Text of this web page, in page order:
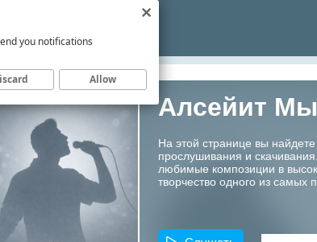
Алсейит
На этой странице вы
прослушивания и
любимые композиции в
творчество одного из самых
you notifications
Allow